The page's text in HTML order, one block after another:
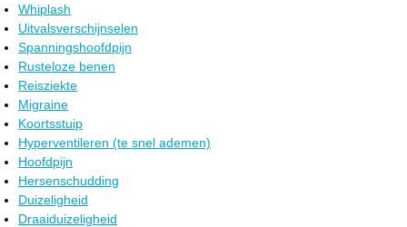
Whiplash
Uitvalsverschijnselen
Spanningshoofdpijn
Rusteloze benen
Reisziekte
Migraine
Koortsstuip
Hyperventileren (te snel ademen)
Hoofdpijn
Hersenschudding
Duizeligheid
Draaiduizeligheid